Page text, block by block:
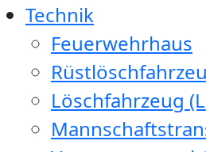
Technik
Feuerwehrhaus
Löschfahrzeug